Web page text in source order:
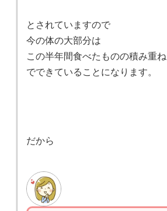
とされていますので
今の体の大部分は
この半年間食べたものの積み重ね
でできていることになります。
だから